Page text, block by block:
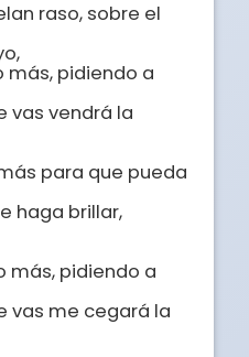
raso, sobre el
más, pidiendo a
vas vendrá la
para que pueda
haga brillar,
más, pidiendo a
vas me cegará la